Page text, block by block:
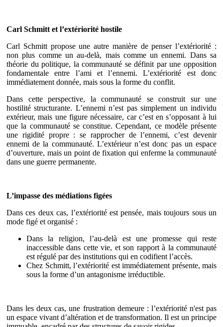
Carl Schmitt et l’extériorité hostile
Carl Schmitt propose une autre manière de penser l’extériorité :
non plus comme un au-delà, mais comme un ennemi. Dans sa
théorie du politique, la communauté se définit par une opposition
fondamentale entre l’ami et l’ennemi. L’extériorité est donc
immédiatement donnée, mais sous la forme du conflit.
Dans cette perspective, la communauté se construit sur une
hostilité structurante. L’ennemi n’est pas simplement un individu
extérieur, mais une figure nécessaire, car c’est en s’opposant à lui
que la communauté se constitue. Cependant, ce modèle présente
une rigidité propre : se rapprocher de l’ennemi, c’est devenir
ennemi de la communauté. L’extérieur n’est donc pas un espace
d’ouverture, mais un point de fixation qui enferme la communauté
dans une guerre permanente.
L’impasse des médiations figées
Dans ces deux cas, l’extériorité est pensée, mais toujours sous un
mode figé et organisé :
Dans la religion, l’au-delà est une promesse qui reste
inaccessible dans cette vie, et son rapport à la communauté
est régulé par des institutions qui en codifient l’accès.
Chez Schmitt, l’extériorité est immédiatement présente, mais
sous la forme d’un antagonisme irréductible.
Dans les deux cas, une frustration demeure : l’extériorité n'est pas
un espace vivant d’altération et de transformation. Il est un principe